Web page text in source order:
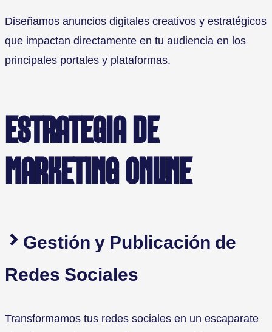
Diseñamos anuncios digitales creativos y estratégicos
que impactan directamente en tu audiencia en los
principales portales y plataformas.
ESTRATEGIA DE
MARKETING ONLINE
Gestión y Publicación de
Redes Sociales
Transformamos tus redes sociales en un escaparate